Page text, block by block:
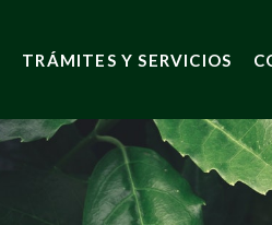
TRÁMITES Y SERVICIOS